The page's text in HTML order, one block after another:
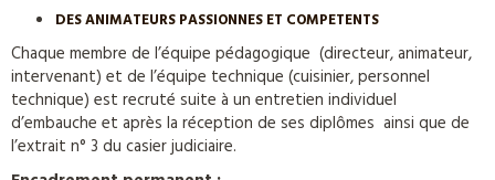
DES ANIMATEURS PASSIONNES ET COMPETENTS
Chaque membre de l’équipe pédagogique (directeur, animateur,
intervenant) et de l’équipe technique (cuisinier, personnel
technique) est recruté suite à un entretien individuel
d’embauche et après la réception de ses diplômes ainsi que de
l’extrait n° 3 du casier judiciaire.